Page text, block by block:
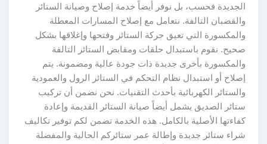
الجديدة فحسب، بل نوفر أيضاً خدمة إصلاح وصيانة الستائر
والقضبان التالفة. نتعامل مع إصلاح المسارات المعطلة
والمكسورة التي تعيق حركة الستائر وفتحها وإغلاقها بشكل
صحيح. نقوم باستبدال حلقات ومقابض الستائر التالفة
والمكسورة بأخرى جديدة ذات جودة عالية ومضمونة. يتم
إصلاح أو استبدال نظام التحكم في الستائر الرول والعمودية
والستائر الكهربائية بأحدث التقنيات. نحن نضمن أن تركيب
ستائر الصديق يشمل أيضاً صيانة الستائر القديمة وإعادة
كفاءتها الأصلية بالكامل. هذه الخدمة تضمن لكم توفير تكاليف
شراء ستائر جديدة وإطالة عمر ستائركم الحالية والمفضلة